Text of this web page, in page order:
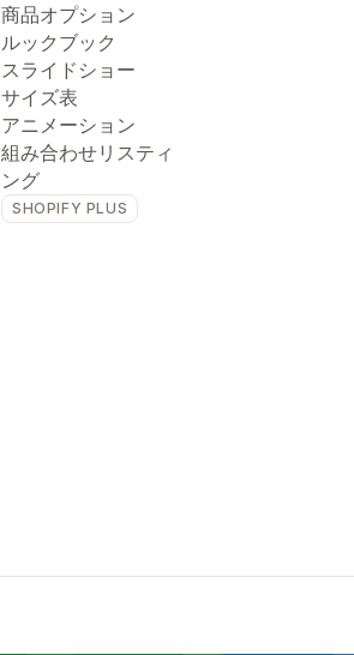
商品オプション
ルックブック
スライドショー
サイズ表
アニメーション
組み合わせリスティ
ング
SHOPIFY PLUS